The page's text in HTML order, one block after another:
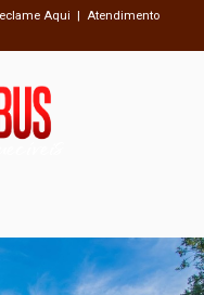
Aqui | Atendimento